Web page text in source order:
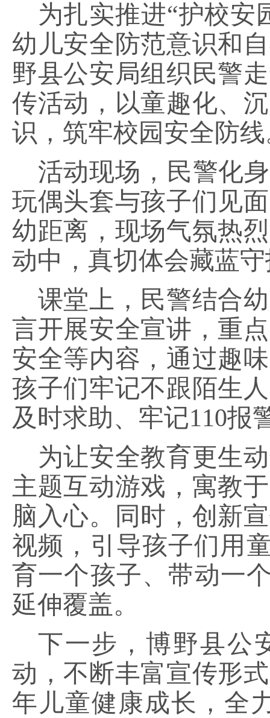
为扎实推进“护校安
幼儿安全防范意识和
野县公安局组织民警
传活动，以童趣化、
识，筑牢校园安全防
活动现场，民警化
玩偶头套与孩子们见
幼距离，现场气氛热
动中，真切体会藏蓝
课堂上，民警结合
言开展安全宣讲，重
安全等内容，通过趣
孩子们牢记不跟陌生
及时求助、牢记110报
为让安全教育更生
主题互动游戏，寓教
脑入心。同时，创新
视频，引导孩子们用
育一个孩子、带动一
延伸覆盖。
下一步，博野县公
动，不断丰富宣传形
年儿童健康成长，全